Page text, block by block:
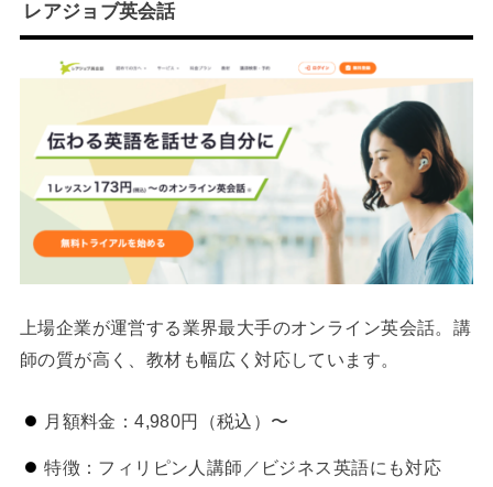
レアジョブ英会話
上場企業が運営する業界最大手のオンライン英会話。講
師の質が高く、教材も幅広く対応しています。
月額料金：4,980円（税込）〜
特徴：フィリピン人講師／ビジネス英語にも対応